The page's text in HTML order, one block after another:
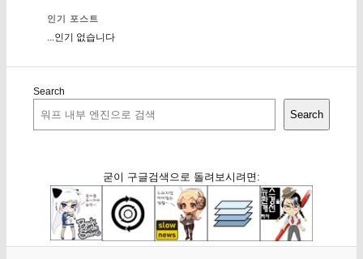
인기 포스트
...인기 없습니다
Search
Search
굳이 구글검색으로 돌려보시려면: